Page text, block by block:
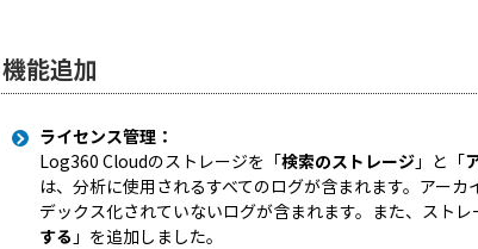
機能追加
ライセンス管理：
Log360 Cloudのストレージを「検索のストレージ」と「
は、分析に使用されるすべてのログが含まれます。アー
デックス化されていないログが含まれます。また、スト
する 」を追加しました。